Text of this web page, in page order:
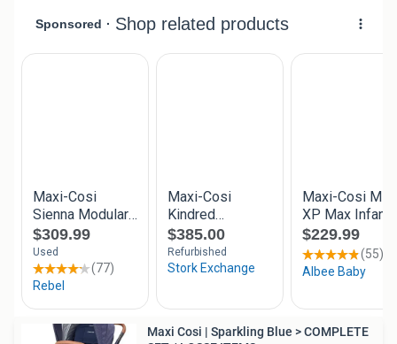
Maxi Cosi | Sparkling Blue > COMPLETE